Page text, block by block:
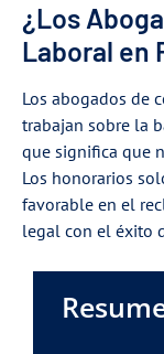
¿Los
Laboral en
Los abogados de
trabajan sobre la
que significa que
Los honorarios
favorable en el
legal con el éxito